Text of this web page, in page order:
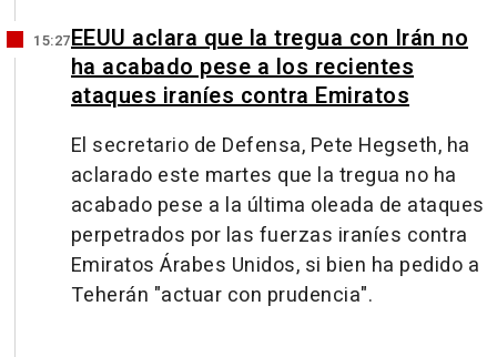
15:27EEUU aclara que la tregua con Irán no
ha acabado pese a los recientes
ataques iraníes contra Emiratos
El secretario de Defensa, Pete Hegseth, ha
aclarado este martes que la tregua no ha
acabado pese a la última oleada de ataques
perpetrados por las fuerzas iraníes contra
Emiratos Árabes Unidos, si bien ha pedido a
Teherán "actuar con prudencia".